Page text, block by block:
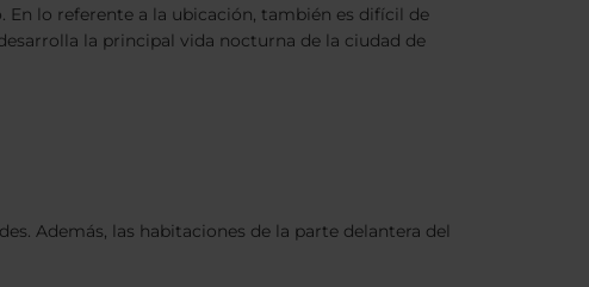
lo referente a la ubicación, también es difícil de
la principal vida nocturna de la ciudad de
Además, las habitaciones de la parte delantera del